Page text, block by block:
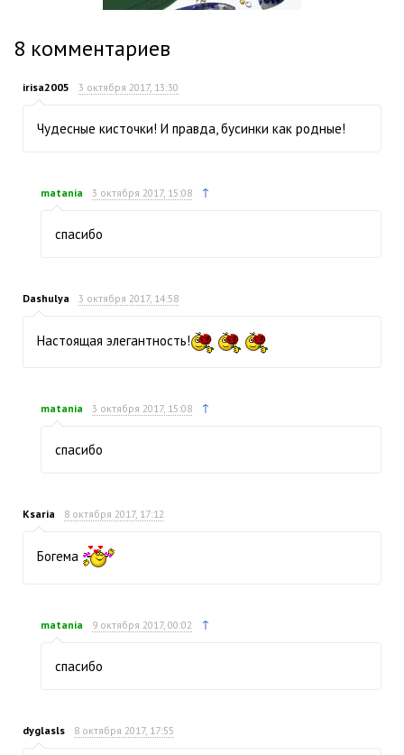
8 комментариев
irisa2005 3 октября 2017, 13:30
Чудесные кисточки! И правда, бусинки как родные!
matania 3 октября 2017, 15:08 ↑
спасибо
Dashulya 3 октября 2017, 14:58
Настоящая элегантность!
matania 3 октября 2017, 15:08 ↑
спасибо
Ksaria 8 октября 2017, 17:12
Богема
matania 9 октября 2017, 00:02 ↑
спасибо
dyglasls 8 октября 2017, 17:55